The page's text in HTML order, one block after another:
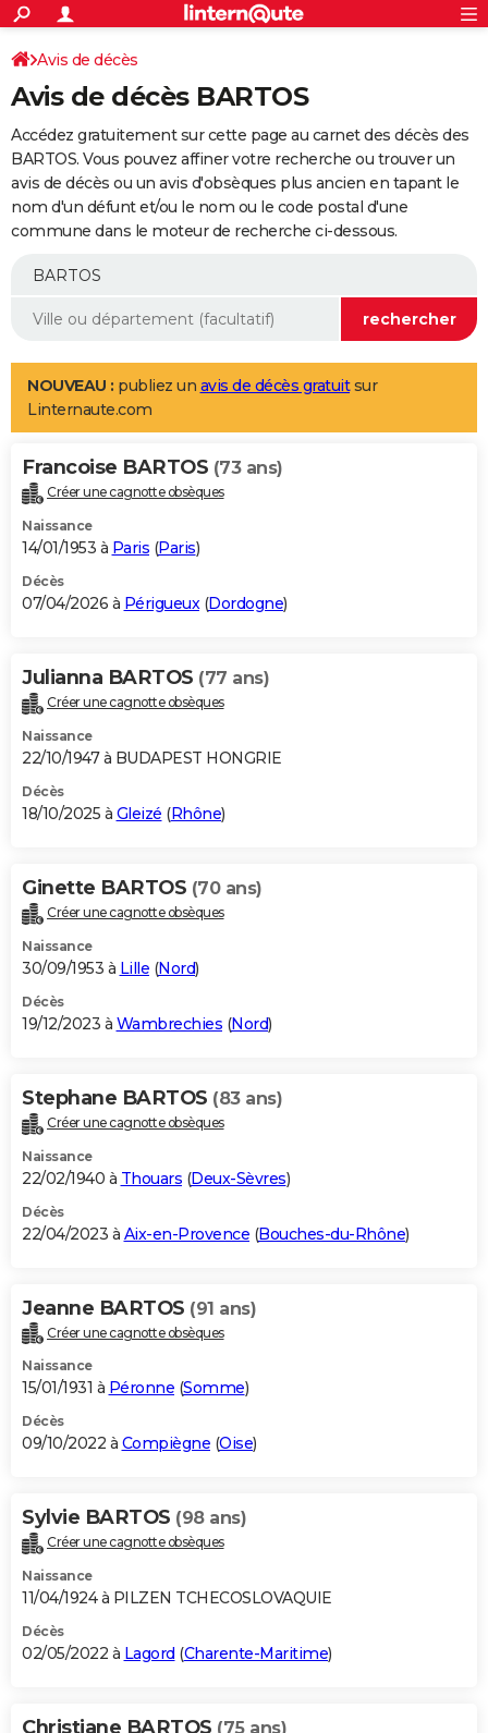
ACTUALITÉS
Politique
Société
Faits Divers
Education
Monde
Villes
+
SPORT
Coupe du monde 2026
Football
Tennis
Cyclisme
Rugby
Forum
Programme TV
TNT
Streaming
Cinéma
Sorties cinéma
Musique
+
FINANCE
Retraite
Epargne
Immobilier
Risques naturels par ville
Banque
Assurance
AUTO
Essais
Réserver un essai
Citadines
Berlines
SUV
Forum auto
+
Mobiles
Meilleur smartphone
Internet
Ordinateurs
Jeux vidéo
Guide high-tech
Aménagement intérieur
LIFESTYLE
Art de vivre
Bien-être
Loisirs
Mode
Modes de vie
Alimentation
Guide de la santé
Maladies
Médicaments
Sommeil
VOYAGE
Destinations
City break
Voyage nature
Voyage de noces
Forum
Climat
+PHOTO
GUIDES D'ACHAT
BONS PLANS
Carte de Noël
Carte Bonne année
Carte Saint-Valentin
Carte Pâques
Carte d'anniversaire
DICTIONNAIRE
Dictionnaire
Biographies
Citations
Expressions
Proverbes
PROGRAMME TV
S'inscrire
Se connecter
Lycées
Collèges
Primaires
Universités
Entreprises
Service militaire
Avis de recherche
AVIS DE DÉCÈS
Bricolage
Lifestyle
Culture
Sport
Auto
Television
Voyage
Cinema
Avis de décès
Avis de décès BARTOS
Accédez gratuitement sur cette page au carnet des décès des
BARTOS. Vous pouvez affiner votre recherche ou trouver un
avis de décès ou un avis d'obsèques plus ancien en tapant le
nom d'un défunt et/ou le nom ou le code postal d'une
commune dans le moteur de recherche ci-dessous.
NOUVEAU : publiez un avis de décès gratuitsur
Linternaute.com
Francoise BARTOS (73 ans)
Créer une cagnotte obsèques
Naissance
14/01/1953 à Paris (Paris)
Décès
07/04/2026 à Périgueux(Dordogne)
Julianna BARTOS (77 ans)
Créer une cagnotte obsèques
Naissance
22/10/1947 à BUDAPEST HONGRIE
Décès
18/10/2025 à Gleizé (Rhône)
Ginette BARTOS (70 ans)
Créer une cagnotte obsèques
Naissance
30/09/1953 à Lille (Nord)
Décès
19/12/2023 à Wambrechies (Nord)
Stephane BARTOS (83 ans)
Créer une cagnotte obsèques
Naissance
22/02/1940 à Thouars (Deux-Sèvres)
Décès
22/04/2023 à Aix-en-Provence (Bouches-du-Rhône)
Jeanne BARTOS (91 ans)
Créer une cagnotte obsèques
Naissance
15/01/1931 à Péronne (Somme)
Décès
09/10/2022 à Compiègne (Oise)
Sylvie BARTOS (98 ans)
Créer une cagnotte obsèques
Naissance
11/04/1924 à PILZEN TCHECOSLOVAQUIE
Décès
02/05/2022 à Lagord (Charente-Maritime)
Christiane BARTOS (75 ans)